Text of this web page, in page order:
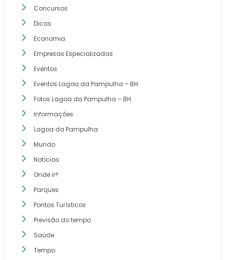
Concursos
Dicas
Economia
Empresas Especializadas
Eventos
Eventos Lagoa da Pampulha – BH
Fotos Lagoa da Pampulha – BH
Informações
Lagoa da Pampulha
Mundo
Notícias
Onde ir?
Parques
Pontos Turísticos
Previsão do tempo
Saúde
Tempo